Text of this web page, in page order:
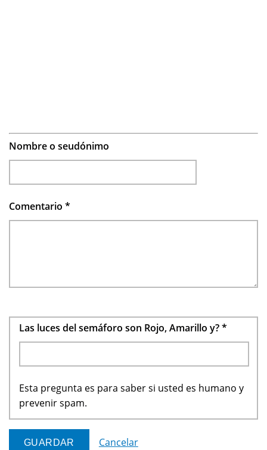
Nombre o seudónimo
Comentario *
Las luces del semáforo son Rojo, Amarillo y?*
Esta pregunta es para saber si usted es humano y
prevenir spam.
Cancelar